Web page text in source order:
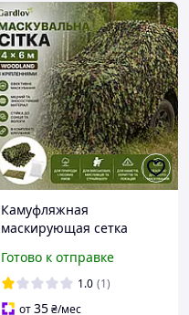
Камуфляжная
маскирующая сетка
Gardlov 4×6 м
маскировочные сетки для
военных позиций для
Готово к отправке
1.0 (1)
от35₴/мес